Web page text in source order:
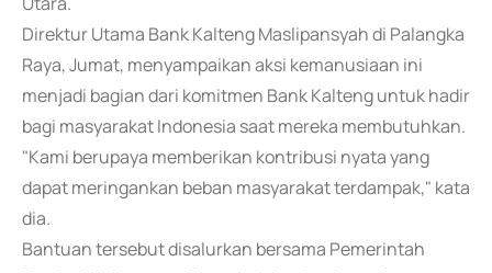
Direktur Utama Bank Kalteng Maslipansyah di Palangka
Raya, Jumat, menyampaikan aksi kemanusiaan ini
menjadi bagian dari komitmen Bank Kalteng untuk hadir
bagi masyarakat Indonesia saat mereka membutuhkan.
"Kami berupaya memberikan kontribusi nyata yang
dapat meringankan beban masyarakat terdampak," kata
dia.
Bantuan tersebut disalurkan bersama Pemerintah